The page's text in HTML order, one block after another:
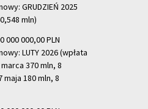
GRUDZIEŃ 2025
mln)
000 000,00 PLN
LUTY 2026 (wpłata
370 mln, 8
180 mln, 8